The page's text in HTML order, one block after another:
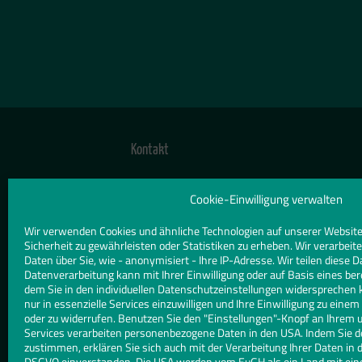
Cookie-Einwilligung verwalten
Wir verwenden Cookies und ähnliche Technologien auf unserer
Sicherheit zu gewährleisten oder Statistiken zu erheben. Wir
Daten über Sie, wie - anonymisiert - Ihre IP-Adresse. Wir teilen diese
Datenverarbeitung kann mit Ihrer Einwilligung oder auf Basis eines
dem Sie in den individuellen Datenschutzeinstellungen widersprechen
nur in essenzielle Services einzuwilligen und Ihre Einwilligung zu
oder zu widerrufen. Benutzen Sie den "Einstellungen"-Knopf an Ihrem
Services verarbeiten personenbezogene Daten in den USA. Indem Sie
zustimmen, erklären Sie sich auch mit der Verarbeitung Ihrer Daten in
Kontakt
030 2425510
E-MAIL
kontakt@alexglaserei.de
WEBSITE
www.alexglaserei.de